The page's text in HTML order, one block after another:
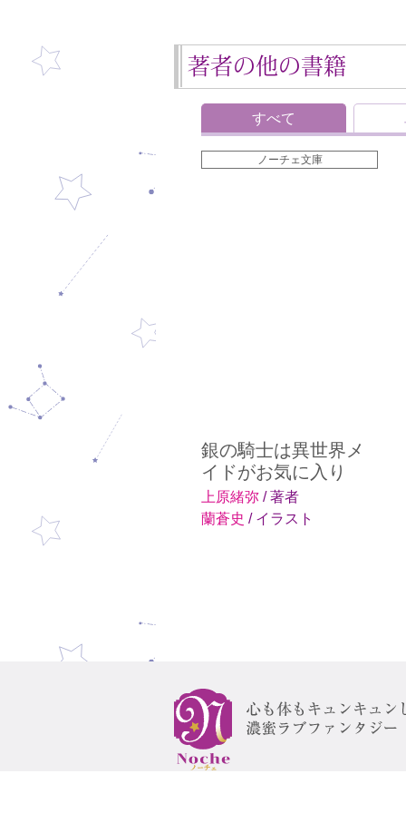
著者の他の書籍
すべて
ノーチェ文庫
銀の騎士は異世界メ
イドがお気に入り
上原緒弥 / 著者
蘭蒼史 / イラスト